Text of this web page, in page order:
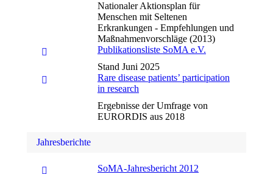
Nationaler Aktionsplan für
Menschen mit Seltenen
Erkrankungen - Empfehlungen und
Maßnahmenvorschläge (2013)
Publikationsliste SoMA e.V.
Stand Juni 2025
Rare disease patients’ participation
in research
Ergebnisse der Umfrage von
EURORDIS aus 2018
Jahresberichte
SoMA-Jahresbericht 2012